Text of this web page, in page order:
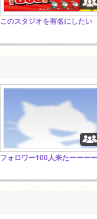
このスタジオを有名にしたい